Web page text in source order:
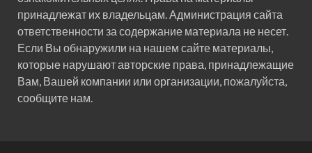
принадлежат их владельцам. Администрация сайта
ответственности за содержание материала не несет.
Если Вы обнаружили на нашем сайте материалы,
которые нарушают авторские права, принадлежащие
Вам, Вашей компании или организации, пожалуйста,
сообщите нам.